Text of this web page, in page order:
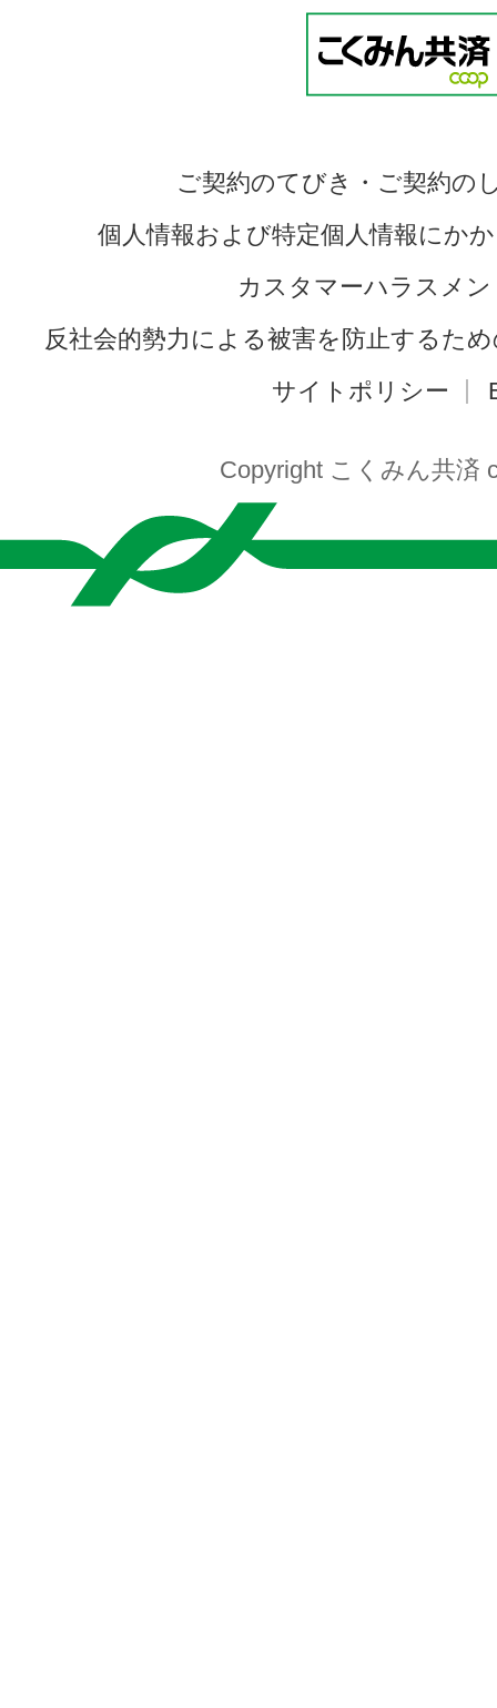
ご契約のてびき・ご契約の
個人情報および特定個人情報にか
カスタマーハラスメ
反社会的勢力による被害を防止するた
サイトポリシー
Copyright こくみん共済